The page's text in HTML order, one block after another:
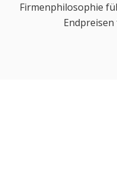
Firmenphilosophie